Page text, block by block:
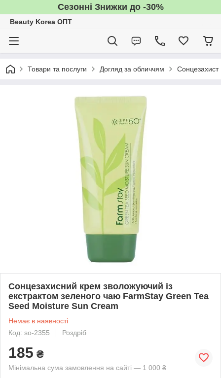
Сезонні Знижки до -30%
Beauty Korea ОПТ
Товари та послуги Догляд за обличчям Сонцезахист
Сонцезахисний крем зволожуючий із
екстрактом зеленого чаю FarmStay Green Tea
Seed Moisture Sun Cream
Немає в наявності
Код: so-2355
Роздріб
185 ₴
Мінімальна сума замовлення на сайті — 1 000 ₴